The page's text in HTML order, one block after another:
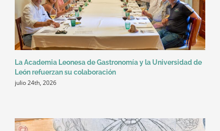
La Academia Leonesa de Gastronomía y la Universidad de
León refuerzan su colaboración
julio 24th, 2026